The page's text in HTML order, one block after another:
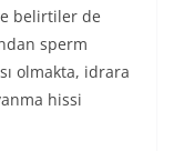
belirtiler de
sperm
olmakta, idrara
hissi